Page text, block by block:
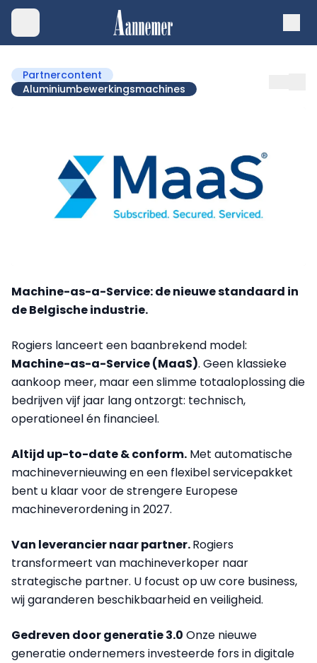
Partnercontent
Aluminiumbewerkingsmachines
Machine-as-a-Service: de nieuwe standaard in
de Belgische industrie.
Rogiers lanceert een baanbrekend model:
Machine-as-a-Service (MaaS). Geen klassieke
aankoop meer, maar een slimme totaaloplossing die
bedrijven vijf jaar lang ontzorgt: technisch,
operationeel én financieel.
Altijd up-to-date & conform. Met automatische
machinevernieuwing en een flexibel servicepakket
bent u klaar voor de strengere Europese
machineverordening in 2027.
Van leverancier naar partner.Rogiers
transformeert van machineverkoper naar
strategische partner. U focust op uw core business,
wij garanderen beschikbaarheid en veiligheid.
Gedreven door generatie 3.0 Onze nieuwe
generatie ondernemers investeerde fors in digitale